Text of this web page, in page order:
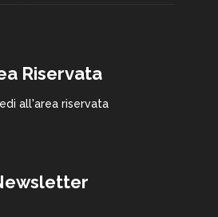
Riservata
all'area riservata